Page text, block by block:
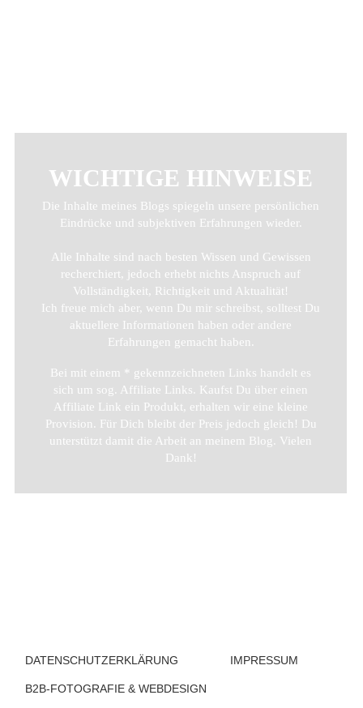
WICHTIGE HINWEISE
Die Inhalte meines Blogs spiegeln unsere persönlichen
Eindrücke und subjektiven Erfahrungen wieder.
Alle Inhalte sind nach besten Wissen und Gewissen
recherchiert, jedoch erhebt nichts Anspruch auf
Vollständigkeit, Richtigkeit und Aktualität!
Ich freue mich aber, wenn Du mir schreibst, solltest Du
aktuellere Informationen haben oder andere
Erfahrungen gemacht haben.
Bei mit einem * gekennzeichneten Links handelt es
sich um sog. Affiliate Links. Kaufst Du über einen
Affiliate Link ein Produkt, erhalten wir eine kleine
Provision. Für Dich bleibt der Preis jedoch gleich! Du
unterstützt damit die Arbeit an meinem Blog. Vielen
Dank!
DATENSCHUTZERKLÄRUNG IMPRESSUM
B2B-FOTOGRAFIE & WEBDESIGN